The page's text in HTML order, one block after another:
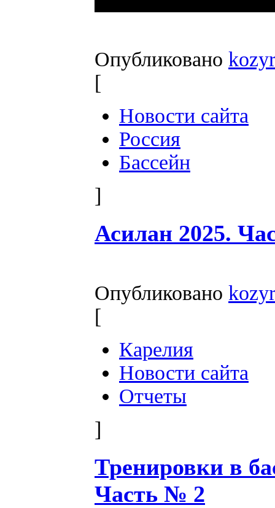
Опубликовано
[
Новости сайта
Россия
Бассейн
]
Асилан 2025.
Опубликовано
[
Карелия
Новости сайта
Отчеты
]
Тренировки в
Часть № 2